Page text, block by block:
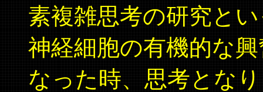
素複雑思考の研究と
神経細胞の有機的な
なった時、思考とな